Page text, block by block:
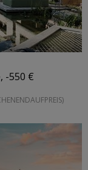
-550 €